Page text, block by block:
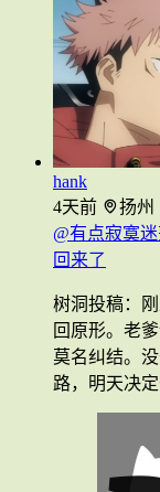
hank
4天前
扬州
@有点寂寞
回来了
树洞投稿：
回原形。老
莫名纠结。
路，明天决